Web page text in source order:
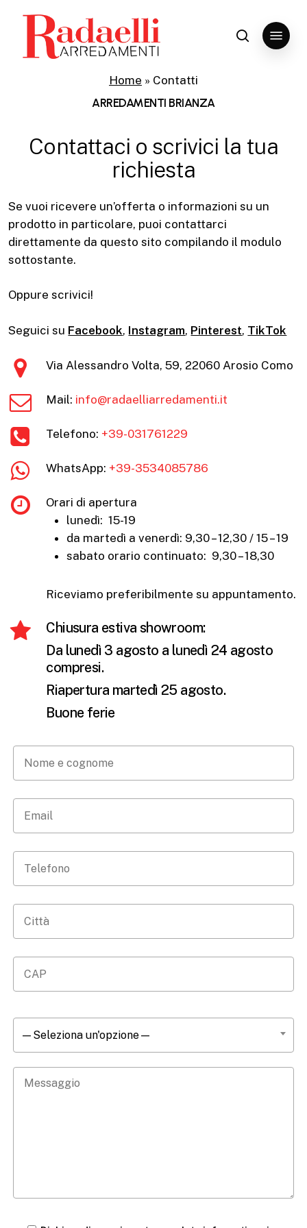
content
search
Menu
Home » Contatti
ARREDAMENTI BRIANZA
Contattaci o scrivici la tua
richiesta
Se vuoi ricevere un’offerta o informazioni su un
prodotto in particolare, puoi contattarci
direttamente da questo sito compilando il modulo
sottostante.
Oppure scrivici!
Seguici su Facebook, Instagram, Pinterest, TikTok
Via Alessandro Volta, 59, 22060 Arosio Como
Mail: info@radaelliarredamenti.it
Telefono: +39-031761229
WhatsApp: +39-3534085786
Orari di apertura
lunedì: 15-19
da martedì a venerdì: 9,30 – 12,30 / 15 – 19
sabato orario continuato: 9,30 – 18,30
Riceviamo preferibilmente su appuntamento.
Chiusura estiva showroom:
Da lunedì 3 agosto a lunedì 24 agosto
compresi.
Riapertura martedì 25 agosto.
Buone ferie
—Seleziona un'opzione—
Close